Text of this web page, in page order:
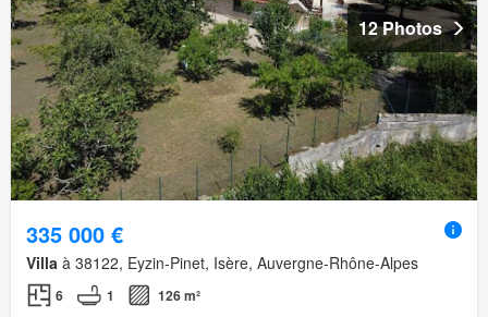
12 Photos
335 000 €
Villa à 38122, Eyzin-Pinet, Isère, Auvergne-Rhône-Alpes
6 1 126 m²